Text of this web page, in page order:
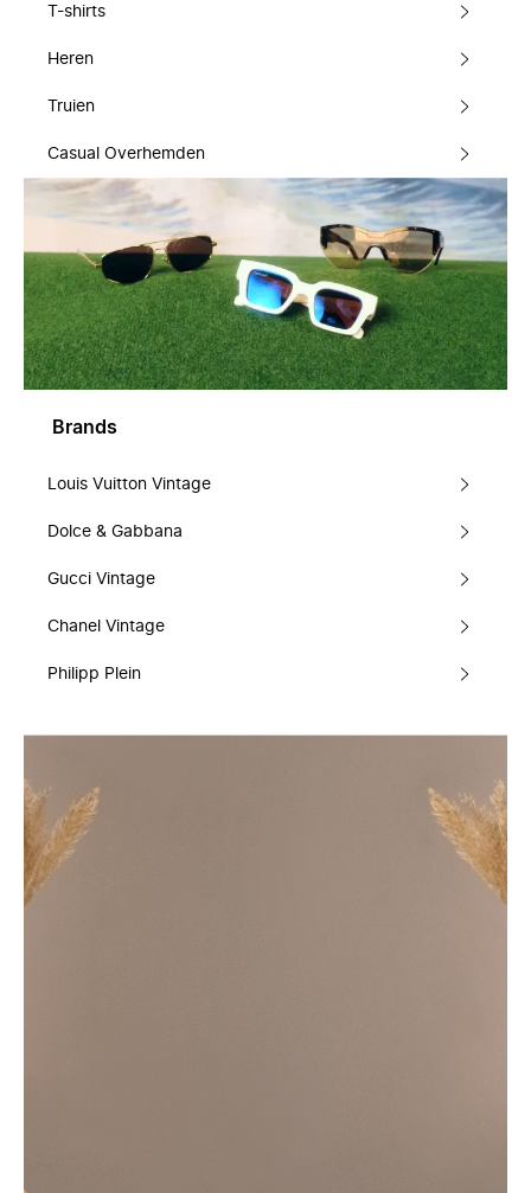
T-shirts
Heren
Truien
Casual Overhemden
Brands
Louis Vuitton Vintage
Dolce & Gabbana
Gucci Vintage
Chanel Vintage
Philipp Plein